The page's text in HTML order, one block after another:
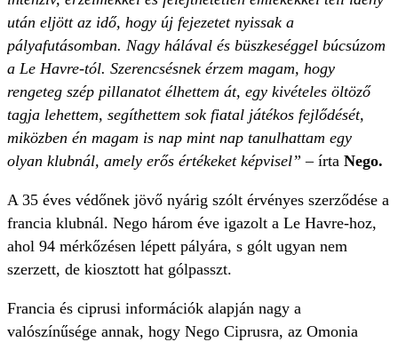
után eljött az idő, hogy új fejezetet nyissak a
pályafutásomban. Nagy hálával és büszkeséggel búcsúzom
a Le Havre-tól. Szerencsésnek érzem magam, hogy
rengeteg szép pillanatot élhettem át, egy kivételes öltöző
tagja lehettem, segíthettem sok fiatal játékos fejlődését,
miközben én magam is nap mint nap tanulhattam egy
olyan klubnál, amely erős értékeket képvisel”– írta Nego.
A 35 éves védőnek jövő nyárig szólt érvényes szerződése a
francia klubnál. Nego három éve igazolt a Le Havre-hoz,
ahol 94 mérkőzésen lépett pályára, s gólt ugyan nem
szerzett, de kiosztott hat gólpasszt.
Francia és ciprusi információk alapján nagy a
valószínűsége annak, hogy Nego Ciprusra, az Omonia